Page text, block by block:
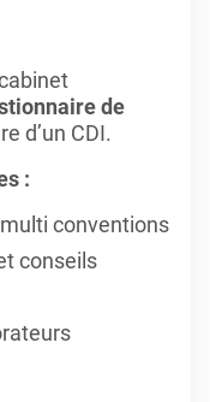
de
d’un CDI.
:
conventions
conseils